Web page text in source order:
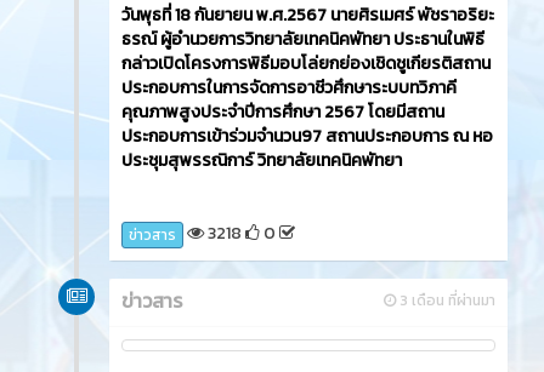
วันพุธที่ 18 กันยายน พ.ศ.2567 นายศิรเมศร์ พัชราอริยะ
ธรณ์ ผู้อำนวยการวิทยาลัยเทคนิคพัทยา ประธานในพิธี
กล่าวเปิดโครงการพิธีมอบโล่ยกย่องเชิดชูเกียรติสถาน
ประกอบการในการจัดการอาชีวศึกษาระบบทวิภาคี
คุณภาพสูงประจำปีการศึกษา 2567 โดยมีสถาน
ประกอบการเข้าร่วมจำนวน97 สถานประกอบการ ณ หอ
ประชุมสุพรรณิการ์ วิทยาลัยเทคนิคพัทยา
ข่าวสาร 3218 0
3 เดือน ที่ผ่านมา
ข่าวสาร